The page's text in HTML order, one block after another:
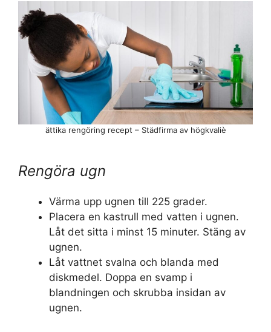
Rengöra ugn
Värma upp ugnen till 225 grader.
Placera en kastrull med vatten i ugnen.
Låt det sitta i minst 15 minuter. Stäng av
ugnen.
Låt vattnet svalna och blanda med
diskmedel. Doppa en svamp i
blandningen och skrubba insidan av
ugnen.
ättika rengöring recept – Städfirma av högkvaliè